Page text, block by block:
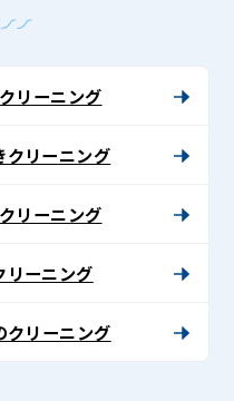
リーニング
クリーニング
リーニング
リーニング
クリーニング